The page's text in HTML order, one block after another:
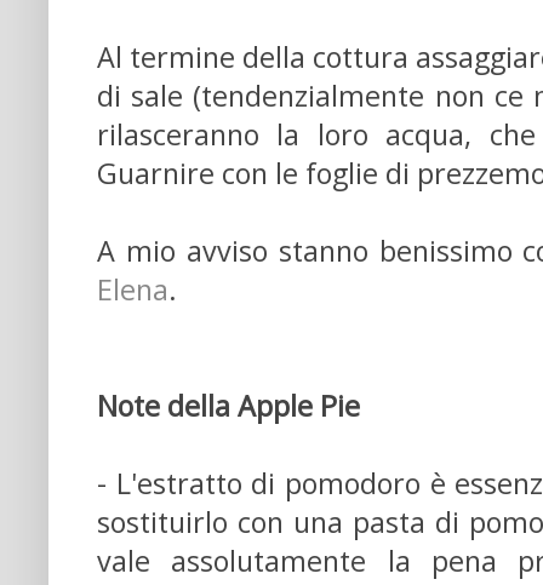
Al termine della cottura
di sale (tendenzialmente non
rilasceranno la loro acqua,
Guarnire con le foglie di
A mio avviso stanno benissimo
Elena.
Note della Apple Pie
- L'estratto di pomodoro è
sostituirlo con una pasta di
vale assolutamente la pena